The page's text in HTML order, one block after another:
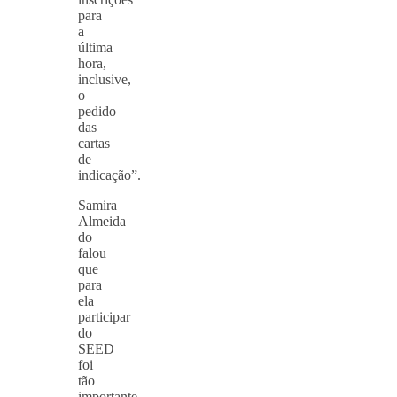
para
a
última
hora,
inclusive,
o
pedido
das
cartas
de
indicação”.
Samira
Almeida
do
falou
que
para
ela
participar
do
SEED
foi
tão